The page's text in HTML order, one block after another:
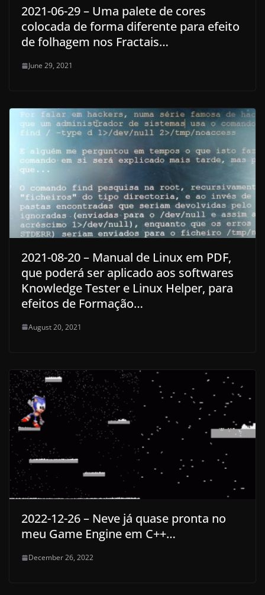
2021-06-29 – Uma palete de cores
colocada de forma diferente para efeito
de folhagem nos Fractais…
June 29, 2021
2021-08-20 – Manual de Linux em PDF,
que poderá ser aplicado aos softwares
Knowledge Tester e Linux Helper, para
efeitos de Formação…
August 20, 2021
2022-12-26 – Neve já quase pronta no
meu Game Engine em C++…
December 26, 2022